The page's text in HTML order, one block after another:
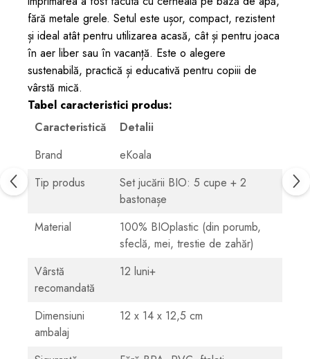
fără metale grele. Setul este ușor, compact, rezistent
și ideal atât pentru utilizarea acasă, cât și pentru joaca
în aer liber sau în vacanță. Este o alegere
sustenabilă, practică și educativă pentru copiii de
vârstă mică.
Tabel caracteristici produs:
Caracteristică
Detalii
Brand
eKoala
Tip produs
Set jucării BIO: 5 cupe + 2
bastonașe
Material
100% BIOplastic (din porumb,
sfeclă, mei, trestie de zahăr)
Vârstă
recomandată
12 luni+
Dimensiuni
ambalaj
12 x 14 x 12,5 cm